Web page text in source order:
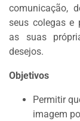
comunicação,
seus colegas e
as suas
desejos.
Objetivos
Permitir
imagem